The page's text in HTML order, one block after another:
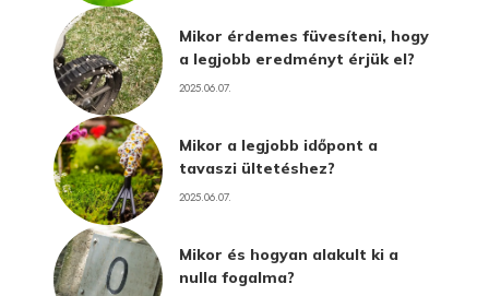
Mikor érdemes füvesíteni, hogy
a legjobb eredményt érjük el?
2025.06.07.
Mikor a legjobb időpont a
tavaszi ültetéshez?
2025.06.07.
Mikor és hogyan alakult ki a
nulla fogalma?